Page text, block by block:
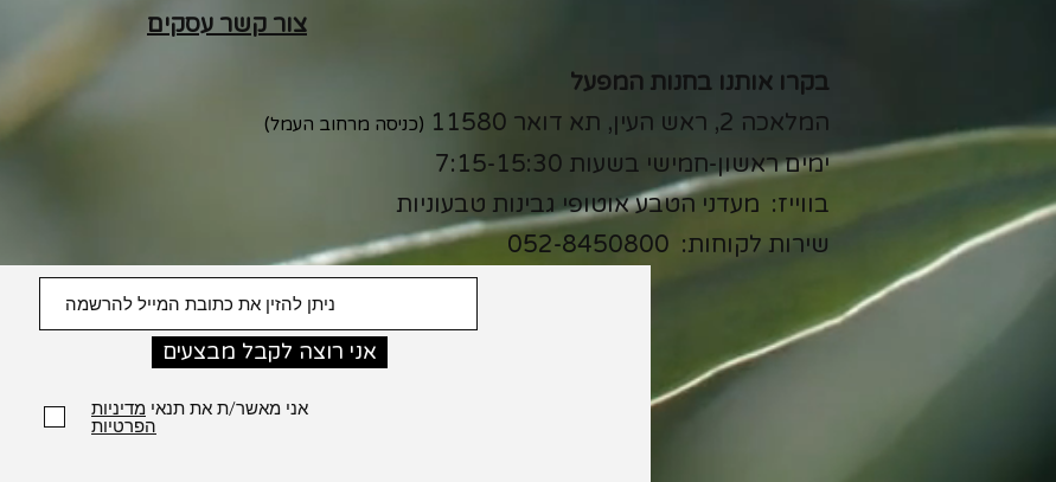
צור קשר עסקים
בקרו אותנו בחנות המפעל
המלאכה 2, ראש העין, תא דואר 11580
(כניסה מרחוב העמל)
ימים ראשון-חמישי בשעות 7:15-15:30
בווייז: מעדני הטבע אוטופי גבינות טבעוניות
שירות לקוחות: 052-8450800
אני רוצה לקבל מבצעים
אני מאשר/ת את תנאי מדיניות
הפרטיות